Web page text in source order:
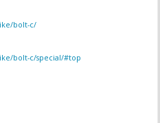
bolt-c/
bolt-c/special/#top